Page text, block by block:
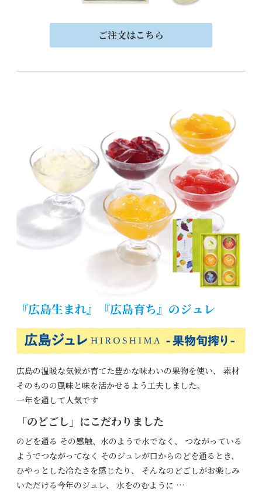
ご注文はこちら
『広島生まれ』『広島育ち』のジュレ
広島の温暖な気候が育てた豊かな味わいの果物を使い、
素材
そのものの風味と味を活かせるよう工夫しました。
一年を通して人気です
「のどごし」にこだわりました
のどを通る その感触、水のようで水でなく、
つながっている
ようでつながってなく そのジュレが口からのどを通るとき、
ひやっとした冷たさを感じたり、
そんなのどごしがお楽しみ
いただける今年のジュレ、
水をのむように …